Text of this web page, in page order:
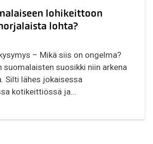
lohikeittoon
lohta?
– Mikä siis on ongelma?
suomalaisten suosikki niin arkena
Silti lähes jokaisessa
kotikeittiössä ja...